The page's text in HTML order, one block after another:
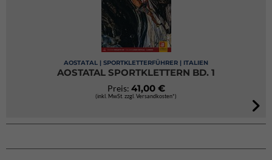
AOSTATAL | SPORTKLETTERFÜHRER | ITALIEN
AOSTATAL SPORTKLETTERN BD. 1
Preis: 41,00 €
(inkl. MwSt. zzgl. Versandkosten*)